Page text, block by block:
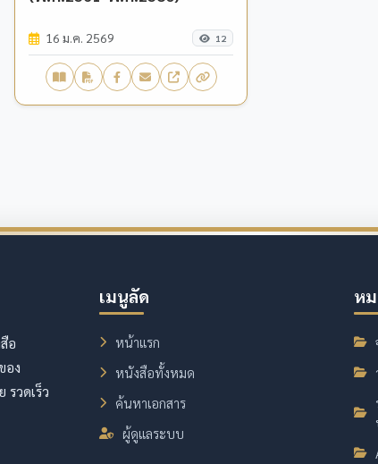
16 ม.ค. 2569 12
อ
อง
รวดเร็ว
เมนูลัด
หน้าแรก
หนังสือทั้งหมด
ค้นหาเอกสาร
ผู้ดูแลระบบ
ห